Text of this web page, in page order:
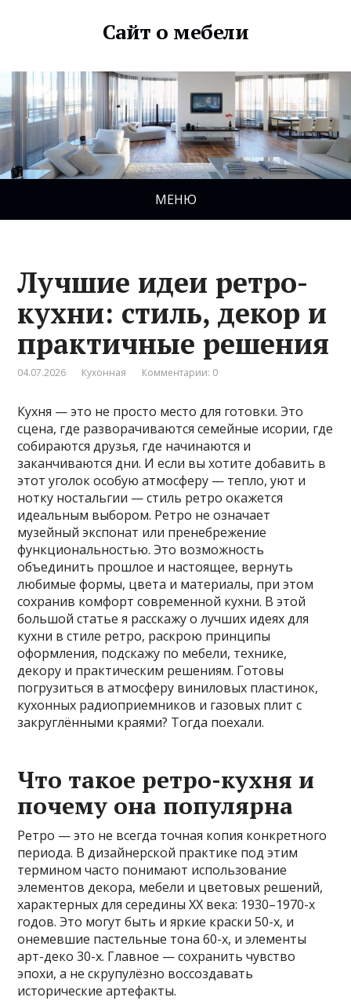
Сайт о мебели
МЕНЮ
Лучшие идеи ретро-
кухни: стиль, декор и
практичные решения
04.07.2026 Кухонная Комментарии: 0
Кухня — это не просто место для готовки. Это
сцена, где разворачиваются семейные исории, где
собираются друзья, где начинаются и
заканчиваются дни. И если вы хотите добавить в
этот уголок особую атмосферу — тепло, уют и
нотку ностальгии — стиль ретро окажется
идеальным выбором. Ретро не означает
музейный экспонат или пренебрежение
функциональностью. Это возможность
объединить прошлое и настоящее, вернуть
любимые формы, цвета и материалы, при этом
сохранив комфорт современной кухни. В этой
большой статье я расскажу о лучших идеях для
кухни в стиле ретро, раскрою принципы
оформления, подскажу по мебели, технике,
декору и практическим решениям. Готовы
погрузиться в атмосферу виниловых пластинок,
кухонных радиоприемников и газовых плит с
закруглёнными краями? Тогда поехали.
Что такое ретро-кухня и
почему она популярна
Ретро — это не всегда точная копия конкретного
периода. В дизайнерской практике под этим
термином часто понимают использование
элементов декора, мебели и цветовых решений,
характерных для середины XX века: 1930–1970-х
годов. Это могут быть и яркие краски 50-х, и
онемевшие пастельные тона 60-х, и элементы
арт-деко 30-х. Главное — сохранить чувство
эпохи, а не скрупулёзно воссоздавать
исторические артефакты.